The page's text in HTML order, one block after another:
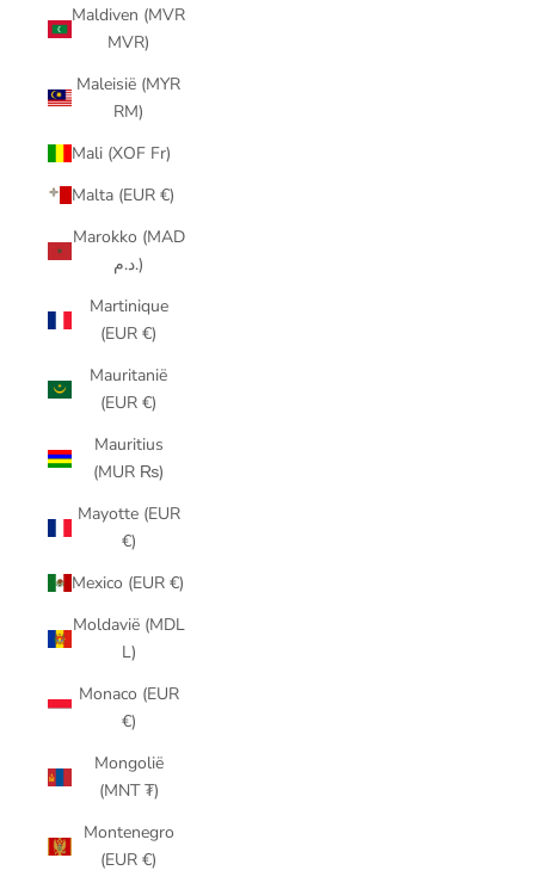
Maldiven (MVR
MVR)
Maleisië (MYR
RM)
Mali (XOF Fr)
Malta (EUR €)
Marokko (MAD
د.م.)
Martinique
(EUR €)
Mauritanië
(EUR €)
Mauritius
(MUR ₨)
Mayotte (EUR
€)
Mexico (EUR €)
Moldavië (MDL
L)
Monaco (EUR
€)
Mongolië
(MNT ₮)
Montenegro
(EUR €)